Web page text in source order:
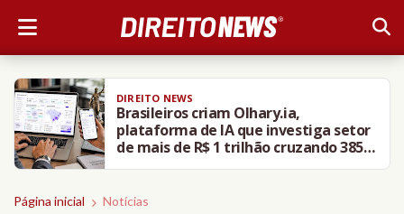
DIREITO NEWS
Juiz federal absolve fazendeiro do
Pará que defendeu ‘tiro no bucho’ de
Lula
Página inicial Notícias